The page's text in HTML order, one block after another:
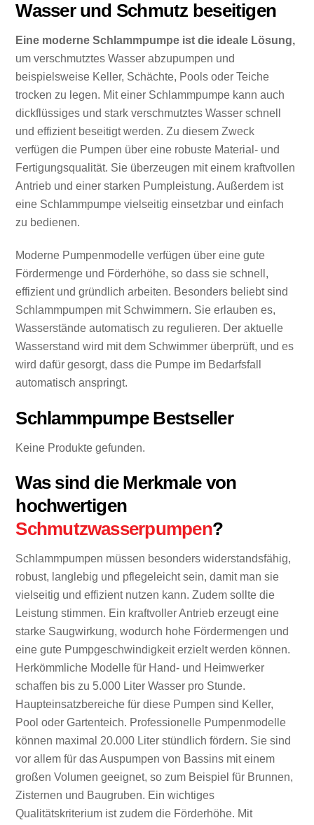
Wasser und Schmutz beseitigen
Eine moderne Schlammpumpe ist die ideale Lösung,
um verschmutztes Wasser abzupumpen und
beispielsweise Keller, Schächte, Pools oder Teiche
trocken zu legen. Mit einer Schlammpumpe kann auch
dickflüssiges und stark verschmutztes Wasser schnell
und effizient beseitigt werden. Zu diesem Zweck
verfügen die Pumpen über eine robuste Material- und
Fertigungsqualität. Sie überzeugen mit einem kraftvollen
Antrieb und einer starken Pumpleistung. Außerdem ist
eine Schlammpumpe vielseitig einsetzbar und einfach
zu bedienen.
Moderne Pumpenmodelle verfügen über eine gute
Fördermenge und Förderhöhe, so dass sie schnell,
effizient und gründlich arbeiten. Besonders beliebt sind
Schlammpumpen mit Schwimmern. Sie erlauben es,
Wasserstände automatisch zu regulieren. Der aktuelle
Wasserstand wird mit dem Schwimmer überprüft, und es
wird dafür gesorgt, dass die Pumpe im Bedarfsfall
automatisch anspringt.
Schlammpumpe Bestseller
Keine Produkte gefunden.
Was sind die Merkmale von
hochwertigen
Schmutzwasserpumpen?
Schlammpumpen müssen besonders widerstandsfähig,
robust, langlebig und pflegeleicht sein, damit man sie
vielseitig und effizient nutzen kann. Zudem sollte die
Leistung stimmen. Ein kraftvoller Antrieb erzeugt eine
starke Saugwirkung, wodurch hohe Fördermengen und
eine gute Pumpgeschwindigkeit erzielt werden können.
Herkömmliche Modelle für Hand- und Heimwerker
schaffen bis zu 5.000 Liter Wasser pro Stunde.
Haupteinsatzbereiche für diese Pumpen sind Keller,
Pool oder Gartenteich. Professionelle Pumpenmodelle
können maximal 20.000 Liter stündlich fördern. Sie sind
vor allem für das Auspumpen von Bassins mit einem
großen Volumen geeignet, so zum Beispiel für Brunnen,
Zisternen und Baugruben. Ein wichtiges
Qualitätskriterium ist zudem die Förderhöhe. Mit